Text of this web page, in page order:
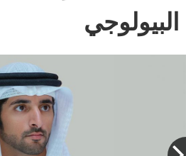
البيولوجي